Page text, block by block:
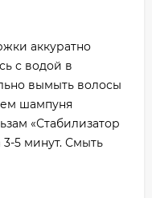
аккуратно
с водой в
вымыть волосы
шампуня
«Стабилизатор
5 минут. Смыть